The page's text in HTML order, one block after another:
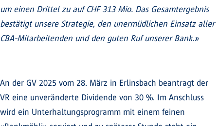
um einen Drittel zu auf CHF 313 Mio. Das Gesamtergebnis
bestätigt unsere Strategie, den unermüdlichen Einsatz aller
CBA-Mitarbeitenden und den guten Ruf unserer Bank.»
An der GV 2025 vom 28. März in Erlinsbach beantragt der
VR eine unveränderte Dividende von 30 %. Im Anschluss
wird ein Unterhaltungsprogramm mit einem feinen